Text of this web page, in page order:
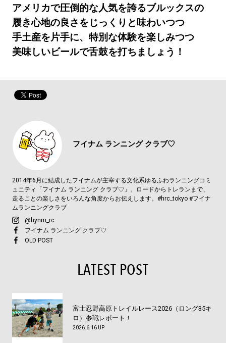
アメリカで圧倒的な人気を誇るブルックスの
履き心地の良さをじっくりと味わいつつ
手土産を片手に、特別な体験を楽しみつつ
美味しいビールで舌鼓を打ちましょう！
フイナム ランニング クラブ♡
2014年6月に結成したフイナムが主宰する文化系ゆるふわランニングコミ
ュニティ「フイナム ランニング クラブ♡」。ロードからトレランまで、
走ることの楽しさをいろんな角度からお伝えします。#hrc_tokyo #フイナ
ムランニングクラブ
@hynm_rc
フイナム ランニング クラブ♡
OLD POST
LATEST POST
富士忍野高原トレイルレース2026（ロング35キ
ロ）参戦レポート！
2026.6.16 UP